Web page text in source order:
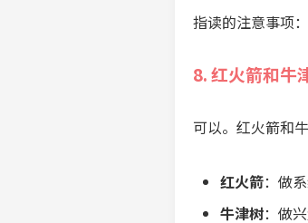
指读的注意事项
8. 红火箭和牛
可以。红火箭和
红火箭：做
牛津树：做